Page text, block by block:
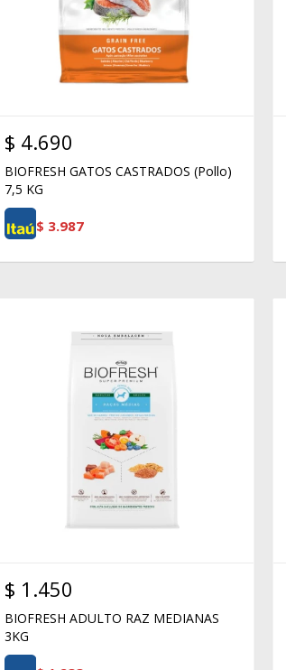
$ 4.690
BIOFRESH GATOS CASTRADOS (Pollo)
7,5 KG
$ 3.987
$ 1.450
BIOFRESH ADULTO RAZ MEDIANAS
3KG